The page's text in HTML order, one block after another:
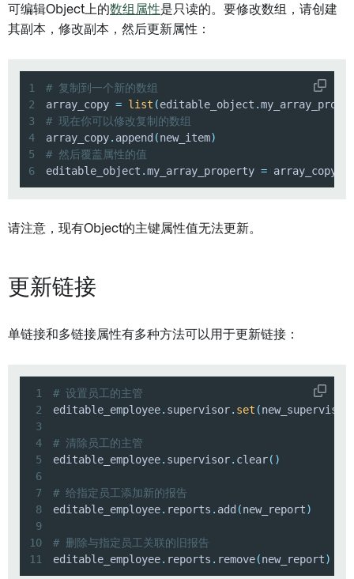
可编辑Object上的数组属性是只读的。要修改数组，请创建
其副本，修改副本，然后更新属性：
1
# 复制到一个新的数组
2
array_copy = list (editable_object .
3
# 现在你可以修改复制的数组
4
array_copy. append (new_item)
5
# 然后覆盖属性的值
6
editable_object .my_array_property = array_copy
请注意，现有Object的主键属性值无法更新。
更新链接
单链接和多链接属性有多种方法可以用于更新链接：
1
# 设置员工的主管
2
editable_employee. supervisor. set (new_supervisor
3
4
# 清除员工的主管
5
editable_employee. supervisor. clear( )
6
7
# 给指定员工添加新的报告
8
editable_employee. reports . add (new_report)
9
10
# 删除与指定员工关联的旧报告
11
editable_employee. reports . remove(new_report)